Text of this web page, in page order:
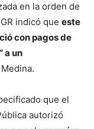
en la orden de
indicó que este
con pagos de
a un
que el
autorizó